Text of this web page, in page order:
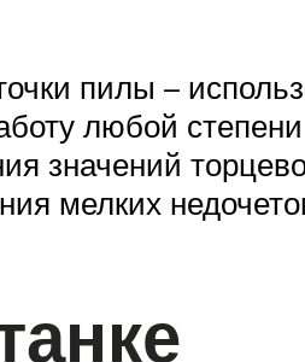
пилы –
любой
значений
мелких